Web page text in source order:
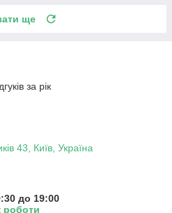
ще
за рік
43, Київ, Україна
до 19:00
роботи